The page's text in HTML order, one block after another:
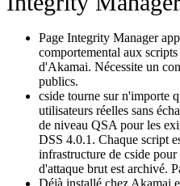
Page Integrity Manager
comportemental aux
d'Akamai. Nécessite un
publics.
cside tourne sur n'importe
utilisateurs réelles sans
de niveau QSA pour les
DSS 4.0.1. Chaque script
infrastructure de cside
d'attaque brut est archivé.
Déjà installé chez Akamai